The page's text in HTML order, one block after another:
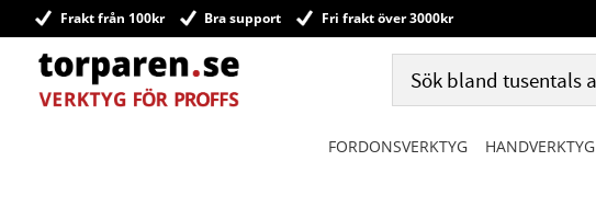
Frakt från 100kr Bra support Fri frakt över 3000kr
FORDONSVERKTYG HANDVERKTYG